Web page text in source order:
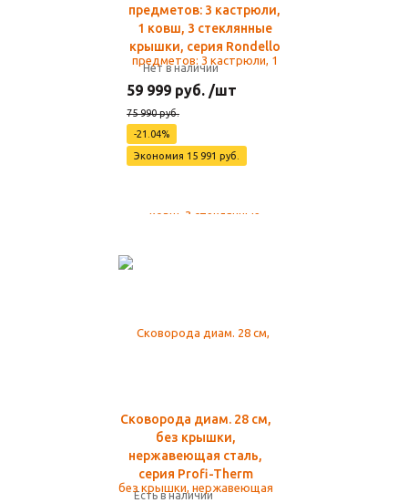
предметов: 3 кастрюли,
1 ковш, 3 стеклянные
крышки, серия Rondello
Нет в наличии
59 999 руб. /шт
75 990 руб.
-21.04%
Экономия 15 991 руб.
Сковорода диам. 28 см,
без крышки,
нержавеющая сталь,
серия Profi-Therm
Есть в наличии